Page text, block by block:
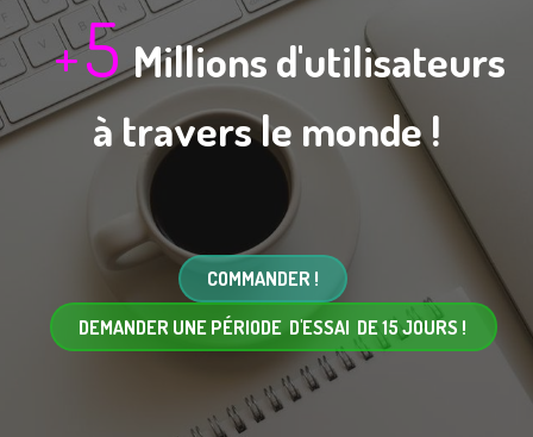
+5 Millions d'utilisateurs
à travers le monde !
COMMANDER !
DEMANDER UNE PÉRIODE D'ESSAI DE 15 JOURS !